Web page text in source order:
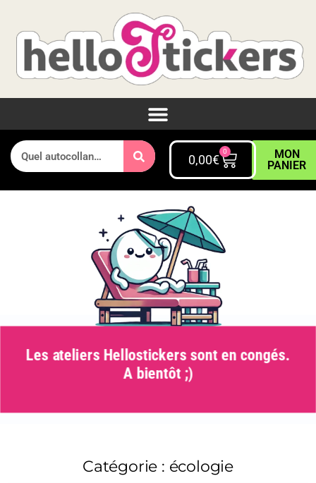
0,00€
0
MON
PANIER
Les ateliers Hellostickers sont en congés.
A bientôt ;)
Catégorie : écologie